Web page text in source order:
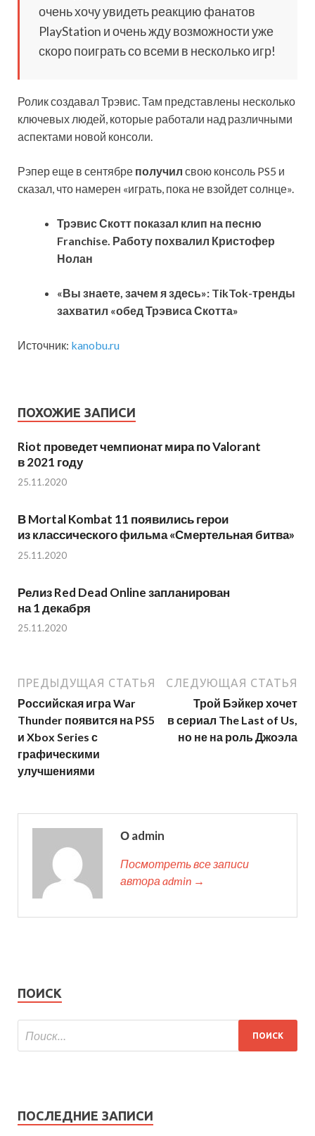
очень хочу увидеть реакцию фанатов
PlayStation и очень жду возможности уже
скоро поиграть со всеми в несколько игр!
Ролик создавал Трэвис. Там представлены несколько
ключевых людей, которые работали над различными
аспектами новой консоли.
Рэпер еще в сентябре получил свою консоль PS5 и
сказал, что намерен «играть, пока не взойдет солнце».
Трэвис Скотт показал клип на песню
Franchise. Работу похвалил Кристофер
Нолан
«Вы знаете, зачем я здесь»: TikTok-тренды
захватил «обед Трэвиса Скотта»
Источник: kanobu.ru
ПОХОЖИЕ ЗАПИСИ
Riot проведет чемпионат мира по Valorant
в 2021 году
25.11.2020
В Mortal Kombat 11 появились герои
из классического фильма «Смертельная битва»
25.11.2020
Релиз Red Dead Online запланирован
на 1 декабря
25.11.2020
ПРЕДЫДУЩАЯ СТАТЬЯ
Российская игра War
Thunder появится на PS5
и Xbox Series с
графическими
улучшениями
СЛЕДУЮЩАЯ СТАТЬЯ
Трой Бэйкер хочет
в сериал The Last of Us,
но не на роль Джоэла
О admin
Посмотреть все записи
автора admin →
ПОИСК
ПОСЛЕДНИЕ ЗАПИСИ